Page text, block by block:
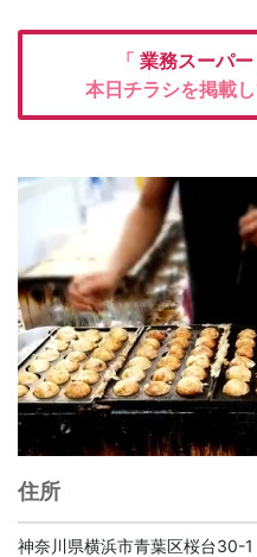
「 業務スーパー
本日チラシを掲載
住所
神奈川県横浜市青葉区桜台30-1